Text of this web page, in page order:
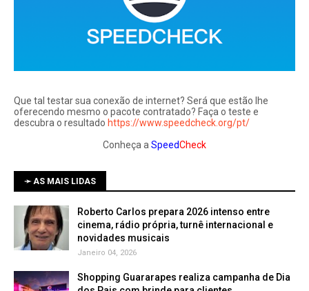
Que tal testar sua conexão de internet? Será que estão lhe
oferecendo mesmo o pacote contratado? Faça o teste e
descubra o resultado https://www.speedcheck.org/pt/
Conheça a SpeedCheck
➛ AS MAIS LIDAS
Roberto Carlos prepara 2026 intenso entre
cinema, rádio própria, turnê internacional e
novidades musicais
Janeiro 04, 2026
Shopping Guararapes realiza campanha de Dia